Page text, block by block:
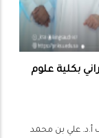
بكلية علوم
علي بن محمد